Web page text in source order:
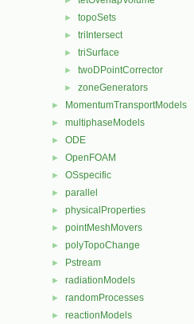
► topoSets
► triIntersect
► triSurface
► twoDPointCorrector
► zoneGenerators
► MomentumTransportModels
► multiphaseModels
► ODE
► OpenFOAM
► OSspecific
► parallel
► physicalProperties
► pointMeshMovers
► polyTopoChange
► Pstream
► radiationModels
► randomProcesses
► reactionModels